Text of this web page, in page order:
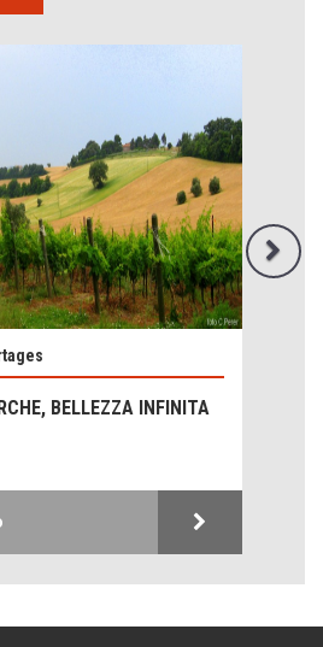
BELLEZZA INFINITA
ARTE militante
sole
10 & lode
Le nostre recensioni